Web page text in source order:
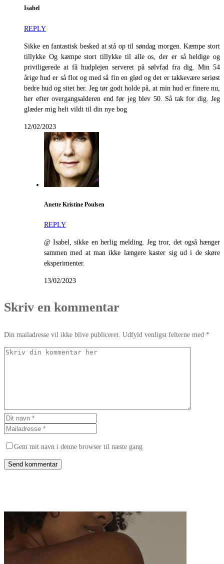
Isabel
REPLY
Sikke en fantastisk besked at stå op til søndag morgen. Kæmpe stort
tillykke Og kæmpe stort tillykke til alle os, der er så heldige og
priviligerede at få hudplejen serveret på sølvfad fra dig. Min 54
årige hud er så flot og med så fin en glød og det er takkevære seriøst
bedre hud og sitet her. Jeg tør godt holde på, at min hud er finere nu,
her efter overgangsalderen end før jeg blev 50. Så tak for dig. Jeg
glæder mig helt vildt til din nye bog
12/02/2023
Anette Kristine Poulsen
REPLY
@ Isabel, sikke en herlig melding. Jeg tror, det også hænger
sammen med at man ikke længere kaster sig ud i de skøre
eksperimenter.
13/02/2023
Skriv en kommentar
Din mailadresse vil ikke blive publiceret. Udfyld venligst felterne med *
Gem mit navn i denne browser til næste gang